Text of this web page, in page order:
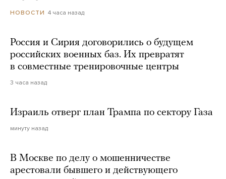
НОВОСТИ 4 часа назад
Россия и Сирия договорились о будущем
российских военных баз. Их превратят
в совместные тренировочные центры
3 часа назад
Израиль отверг план Трампа по сектору Газа
минуту назад
В Москве по делу о мошенничестве
арестовали бывшего и действующего